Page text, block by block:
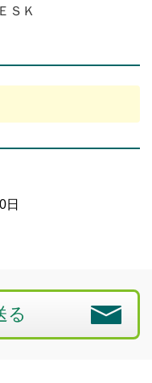
ＳＫ
日
る